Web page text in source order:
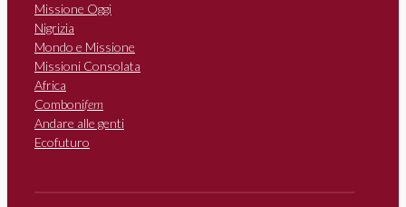
Missione Oggi
Nigrizia
Mondo e Missione
Missioni Consolata
Africa
Combonifem
Andare alle genti
Ecofuturo